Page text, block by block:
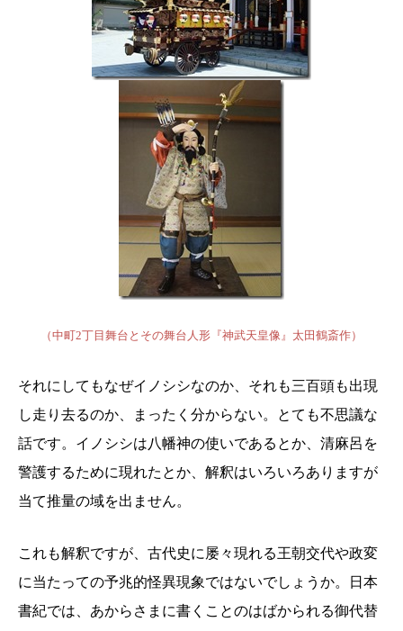
（中町2丁目舞台とその舞台人形『神武天皇像』太田鶴斎作）
それにしてもなぜイノシシなのか、それも三百頭も出現
し走り去るのか、まったく分からない。とても不思議な
話です。イノシシは八幡神の使いであるとか、清麻呂を
警護するために現れたとか、解釈はいろいろありますが
当て推量の域を出ません。
これも解釈ですが、古代史に屡々現れる王朝交代や政変
に当たっての予兆的怪異現象ではないでしょうか。日本
書紀では、あからさまに書くことのはばかられる御代替